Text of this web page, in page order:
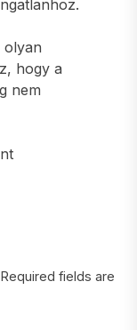
olyan
hogy a
nem
Required fields are